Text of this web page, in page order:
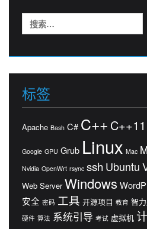
索：
标签
Apache Bash C# C++ C++11
Google GPU Grub Linux Mac
Nvidia OpenWrt rsync ssh Ubuntu
Web Server Windows
安全 密码 工具 开源项目 教育 智
硬件 算法 系统引导 考试 虚拟机